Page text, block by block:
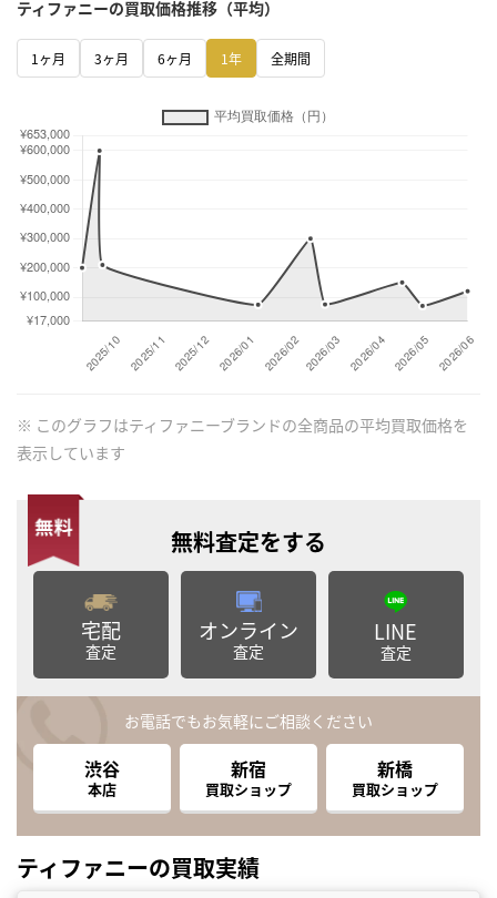
ティファニーの買取価格推移（平均）
1ヶ月 3ヶ月 6ヶ月 1年 全期間
※ このグラフはティファニーブランドの全商品の平均買取価格を
表示しています
無料査定をする
宅配
査定
オンライン
査定
LINE
査定
お電話でもお気軽にご相談ください
渋谷
本店
新宿
買取ショップ
新橋
買取ショップ
ティファニーの買取実績